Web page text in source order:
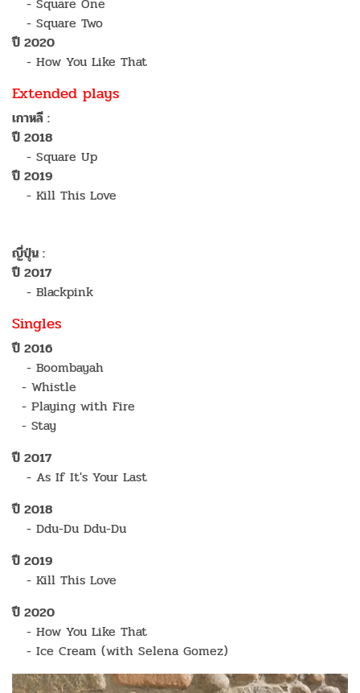
- Square Two
ปี 2020
- How You Like That
Extended plays
เกาหลี :
ปี 2018
- Square Up
ปี 2019
- Kill This Love
ญี่ปุ่น :
ปี 2017
- Blackpink
Singles
ปี 2016
- Boombayah
- Whistle
- Playing with Fire
- Stay
ปี 2017
- As If It's Your Last
ปี 2018
- Ddu-Du Ddu-Du
ปี 2019
- Kill This Love
ปี 2020
- How You Like That
- Ice Cream (with Selena Gomez)